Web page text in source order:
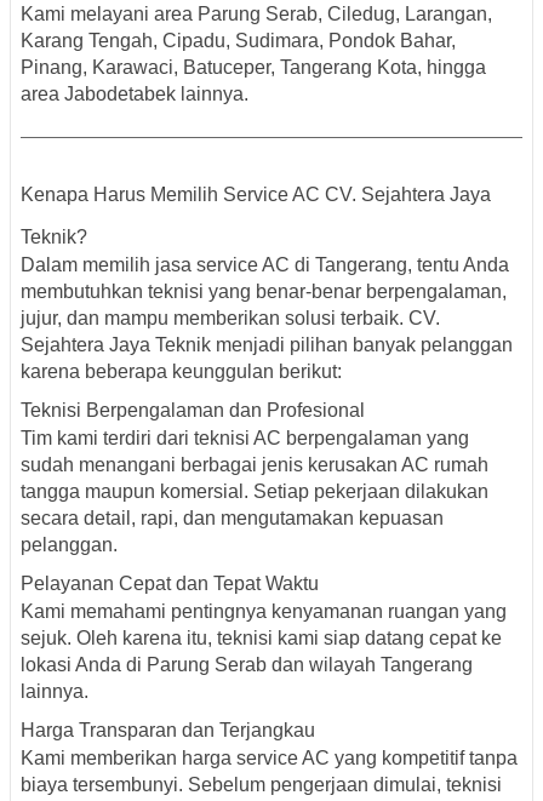
Kami melayani area Parung Serab, Ciledug, Larangan,
Karang Tengah, Cipadu, Sudimara, Pondok Bahar,
Pinang, Karawaci, Batuceper, Tangerang Kota, hingga
area Jabodetabek lainnya.
Kenapa Harus Memilih Service AC CV. Sejahtera Jaya
Teknik?
Dalam memilih jasa service AC di Tangerang, tentu Anda
membutuhkan teknisi yang benar-benar berpengalaman,
jujur, dan mampu memberikan solusi terbaik. CV.
Sejahtera Jaya Teknik menjadi pilihan banyak pelanggan
karena beberapa keunggulan berikut:
Teknisi Berpengalaman dan Profesional
Tim kami terdiri dari teknisi AC berpengalaman yang
sudah menangani berbagai jenis kerusakan AC rumah
tangga maupun komersial. Setiap pekerjaan dilakukan
secara detail, rapi, dan mengutamakan kepuasan
pelanggan.
Pelayanan Cepat dan Tepat Waktu
Kami memahami pentingnya kenyamanan ruangan yang
sejuk. Oleh karena itu, teknisi kami siap datang cepat ke
lokasi Anda di Parung Serab dan wilayah Tangerang
lainnya.
Harga Transparan dan Terjangkau
Kami memberikan harga service AC yang kompetitif tanpa
biaya tersembunyi. Sebelum pengerjaan dimulai, teknisi